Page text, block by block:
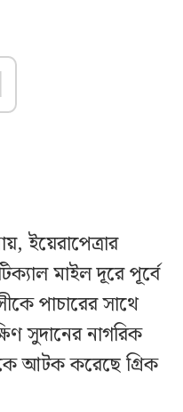
ইয়েরাপেত্রার
মাইল দূরে পূর্বে
পাচারের সাথে
সুদানের নাগরিক
আটক করেছে গ্রিক